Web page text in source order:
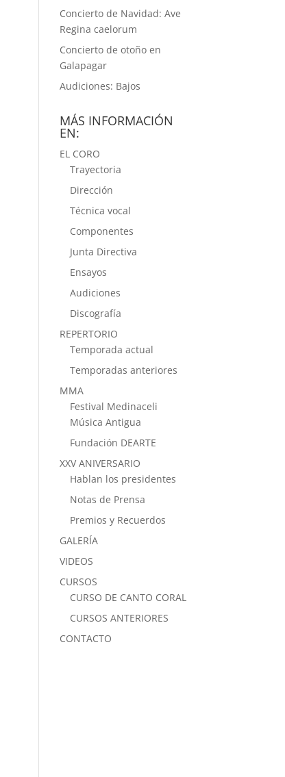
Concierto de Navidad: Ave
Regina caelorum
Concierto de otoño en
Galapagar
Audiciones: Bajos
MÁS INFORMACIÓN
EN:
EL CORO
Trayectoria
Dirección
Técnica vocal
Componentes
Junta Directiva
Ensayos
Audiciones
Discografía
REPERTORIO
Temporada actual
Temporadas anteriores
MMA
Festival Medinaceli
Música Antigua
Fundación DEARTE
XXV ANIVERSARIO
Hablan los presidentes
Notas de Prensa
Premios y Recuerdos
GALERÍA
VIDEOS
CURSOS
CURSO DE CANTO CORAL
CURSOS ANTERIORES
CONTACTO